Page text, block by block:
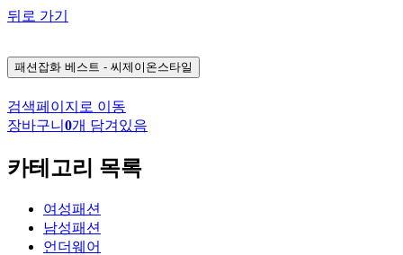
뒤로 가기
패션잡화 베스트 - 씨제이온스타일
검색페이지로 이동
장바구니 0개 담겨있음
카테고리 목록
여성패션
남성패션
언더웨어